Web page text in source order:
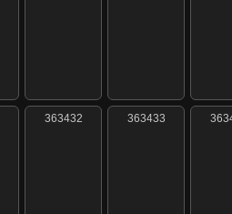
363432 363433